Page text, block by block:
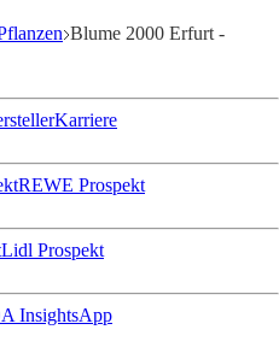
Blume 2000 Erfurt -
Karriere
REWE Prospekt
Lidl Prospekt
InsightsApp